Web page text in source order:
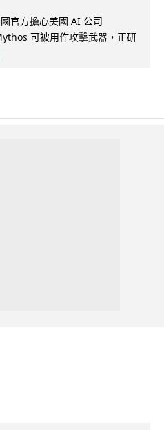
官方擔心美國 AI 公司
可被用作攻擊武器，正研